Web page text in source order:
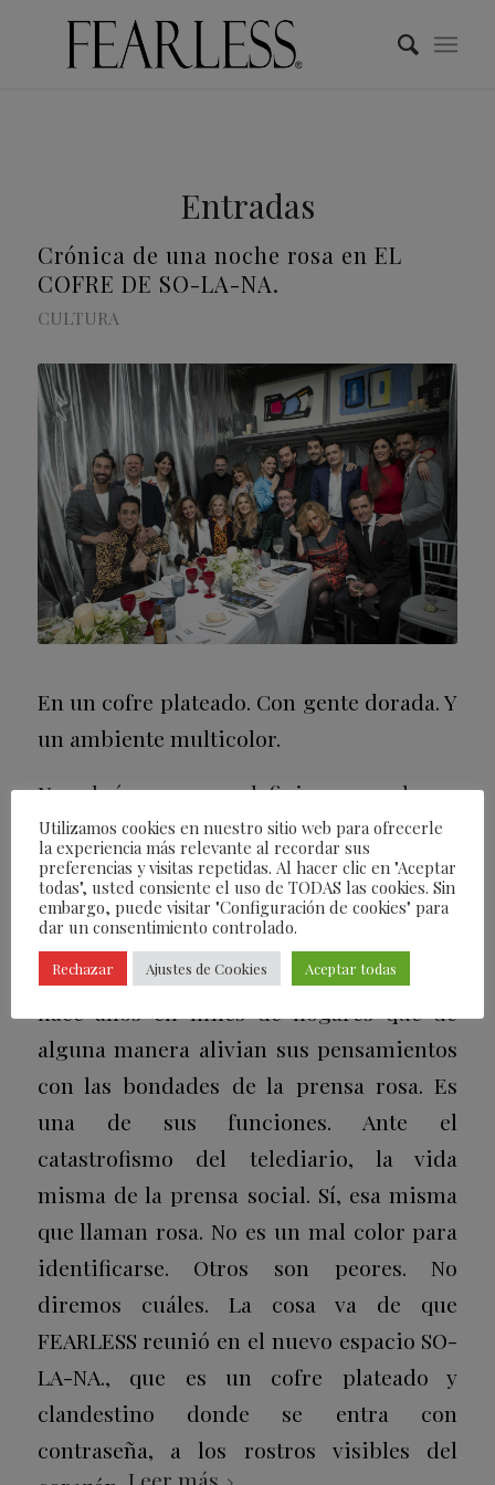
Entradas
Crónica de una noche rosa en EL
COFRE DE SO-LA-NA.
CULTURA
En un cofre plateado. Con gente dorada. Y
un ambiente multicolor.
No sabríamos como definir una noche en
la que juntamos a lo mejor de la prensa
rosa (con perdón de los ausentes) para
homenajearlos y titular este reportaje
comoArriba los Corazones
siempre porque esta gente se cuela desde
hace años en miles de hogares que de
alguna manera alivian sus pensamientos
con las bondades de la prensa rosa. Es
una de sus funciones. Ante el
catastrofismo del telediario, la vida
misma de la prensa social. Sí, esa misma
que llaman rosa. No es un mal color para
identificarse. Otros son peores. No
diremos cuáles. La cosa va de que
FEARLESS reunió en el nuevo espacio SO-
LA-NA., que es un cofre plateado y
clandestino donde se entra con
contraseña, a los rostros visibles del
Utilizamos cookies en nuestro sitio web para ofrecerle
la experiencia más relevante al recordar sus
preferencias y visitas repetidas. Al hacer clic en "Aceptar
todas", usted consiente el uso de TODAS las cookies. Sin
embargo, puede visitar "Configuración de cookies" para
dar un consentimiento controlado.
Rechazar Ajustes de Cookies Aceptar todas